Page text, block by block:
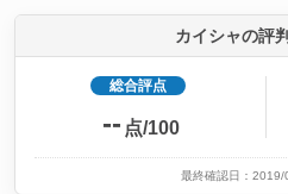
カイシャの評
総合評点
-- 点/100
最終確認日：